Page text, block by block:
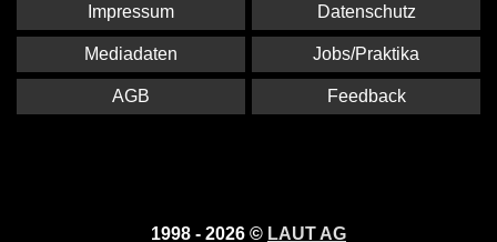
1998 - 2026 © LAUT AG
Impressum Datenschutz
Mediadaten Jobs/Praktika
AGB Feedback